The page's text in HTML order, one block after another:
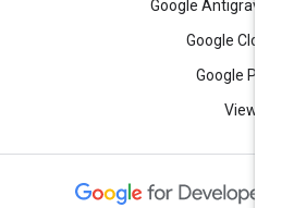
Google
Google
Google
View